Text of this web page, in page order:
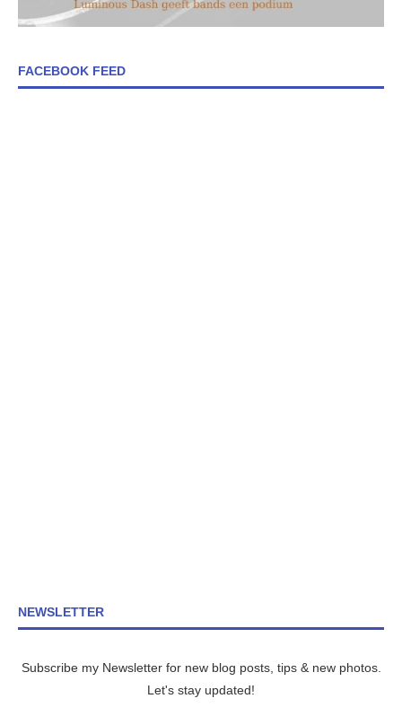
FACEBOOK FEED
NEWSLETTER
Subscribe my Newsletter for new blog posts, tips & new photos.
Let's stay updated!